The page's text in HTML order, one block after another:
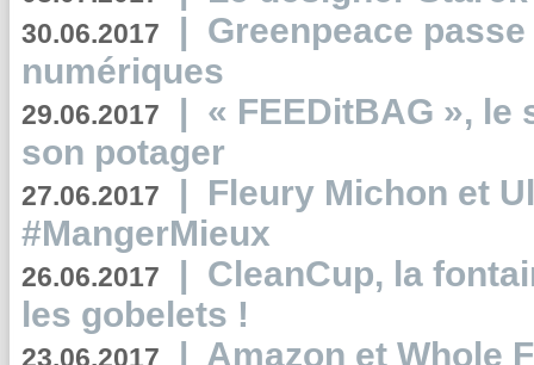
30.06.2017 | Greenpeace
numériques
29.06.2017 | « FEEDitBAG », le
son potager
27.06.2017 | Fleury Michon et
#MangerMieux
26.06.2017 | CleanCup, la
les gobelets !
23.06.2017 | Amazon et Whole